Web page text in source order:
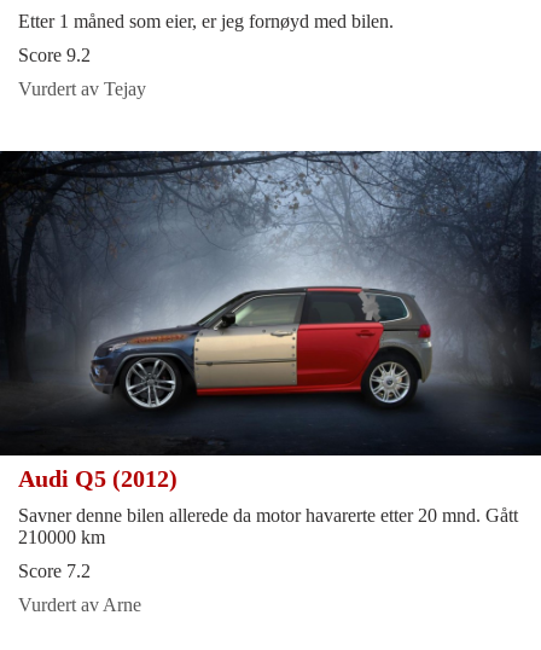
Etter 1 måned som eier, er jeg fornøyd med bilen.
Score 9.2
Vurdert av Tejay
Audi Q5 (2012)
Savner denne bilen allerede da motor havarerte etter 20 mnd. Gått
210000 km
Score 7.2
Vurdert av Arne